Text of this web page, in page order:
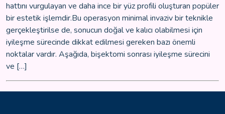
hattını vurgulayan ve daha ince bir yüz profili oluşturan popüler
bir estetik işlemdir.Bu operasyon minimal invaziv bir teknikle
gerçekleştirilse de, sonucun doğal ve kalıcı olabilmesi için
iyileşme sürecinde dikkat edilmesi gereken bazı önemli
noktalar vardır. Aşağıda, bişektomi sonrası iyileşme sürecini
ve […]